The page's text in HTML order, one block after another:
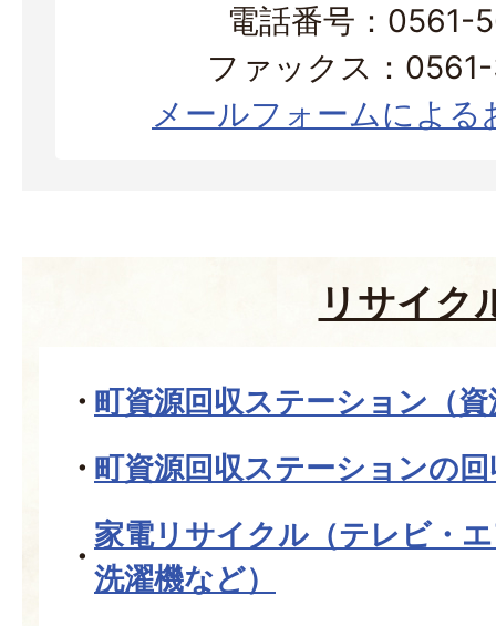
電話番号：0561-
ファックス：
メールフォームによる
リサイク
町資源回収ステーション（
町資源回収ステーションの
家電リサイクル（テレビ・
洗濯機など）